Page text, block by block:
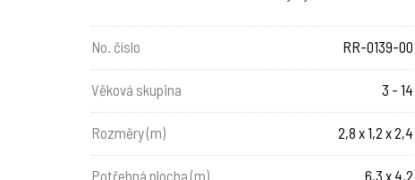
No. číslo RR-0139-00
Věková skupina 3 - 14
Rozměry (m) 2,8 x 1,2 x 2,4
Potřebná plocha (m) 6,3 x 4,2